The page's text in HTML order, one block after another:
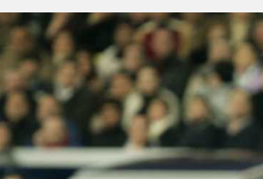
دوري أبطال أوروبا
القسم الثاني
رياضات أخرى
آسيا
أمريكا
ركن الألعاب